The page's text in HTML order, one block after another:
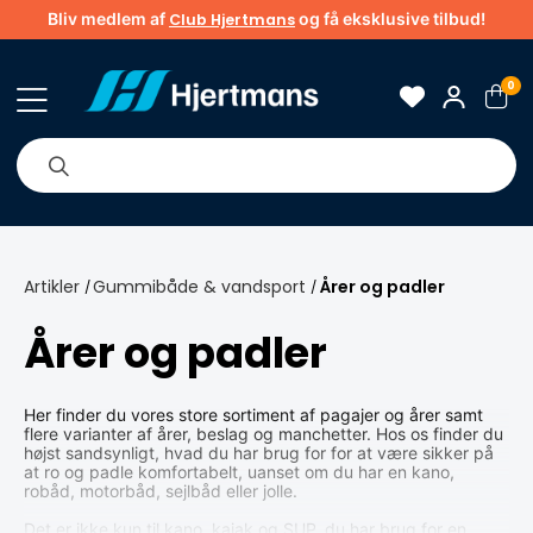
Bliv medlem af Club Hjertmansog få eksklusive tilbud!
0
Om os Brands Tips & guider
Artikler /Gummibåde & vandsport / Årer og padler
Årer og padler
Her finder du vores store sortiment af pagajer og årer samt
flere varianter af årer, beslag og manchetter. Hos os finder du
højst sandsynligt, hvad du har brug for for at være sikker på
at ro og padle komfortabelt, uanset om du har en kano,
robåd, motorbåd, sejlbåd eller jolle.